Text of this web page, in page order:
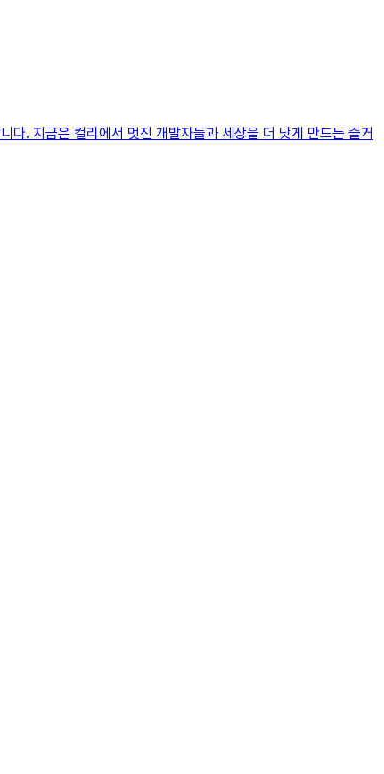
다. 지금은 컬리에서 멋진 개발자들과 세상을 더 낫게 만드는 즐거